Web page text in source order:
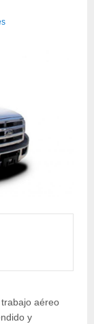
aéreo
y